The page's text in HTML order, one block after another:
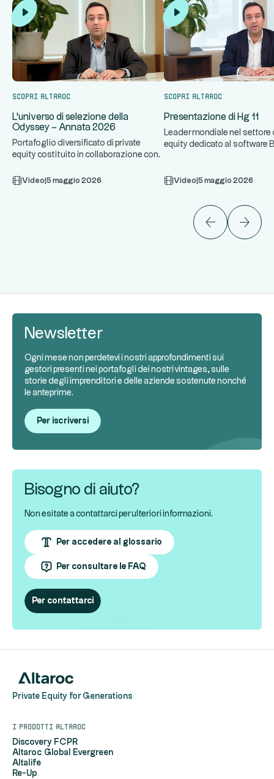
Scopri Altaroc
L'universo di selezione della
Odyssey – Annata 2026
Portafoglio diversificato di private
equity costituito in collaborazione con
Video 5 maggio 2026
Scopri Altaroc
Presentazione di Hg 11
Leader mondiale nel settore
equity dedicato al software
Video 5 maggio 2026
Newsletter
Ogni mese non perdetevi i nostri approfondimenti sui
gestori presenti nei portafogli dei nostri vintages, sulle
storie degli imprenditori e delle aziende sostenute nonché
le anteprime.
Per iscriversi
Bisogno di aiuto?
Non esitate a contattarci per ulteriori informazioni.
Per accedere al glossario
Per consultare le FAQ
Per contattarci
Private Equity for Generations
I prodotti Altaroc
Discovery FCPR
Altaroc Global Evergreen
Altalife
Re-Up